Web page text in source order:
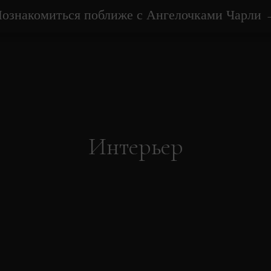
поближе с Ангелочками Чарли
Интерьер